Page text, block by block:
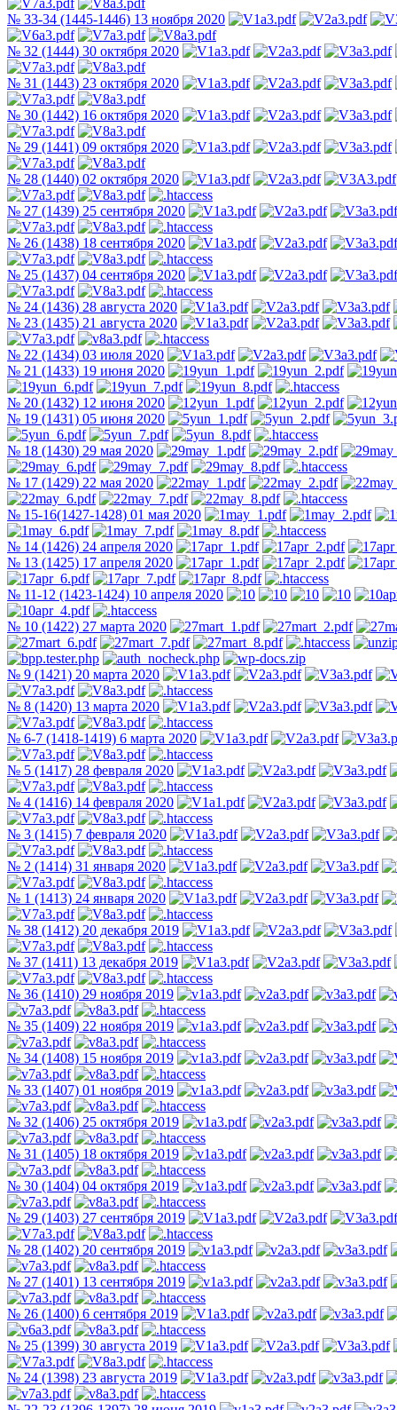
№ 33-34 (1445-1446) 13 ноября 2020
№ 32 (1444) 30 октября 2020
№ 31 (1443) 23 октября 2020
№ 30 (1442) 16 октября 2020
№ 29 (1441) 09 октября 2020
№ 28 (1440) 02 октября 2020
№ 27 (1439) 25 сентября 2020
№ 26 (1438) 18 сентября 2020
№ 25 (1437) 04 сентября 2020
№ 24 (1436) 28 августа 2020
№ 23 (1435) 21 августа 2020
№ 22 (1434) 03 июля 2020
№ 21 (1433) 19 июня 2020
№ 20 (1432) 12 июня 2020
№ 19 (1431) 05 июня 2020
№ 18 (1430) 29 мая 2020
№ 17 (1429) 22 мая 2020
№ 15-16(1427-1428) 01 мая 2020
№ 14 (1426) 24 апреля 2020
№ 13 (1425) 17 апреля 2020
№ 11-12 (1423-1424) 10 апреля 2020
№ 10 (1422) 27 марта 2020
№ 9 (1421) 20 марта 2020
№ 8 (1420) 13 марта 2020
№ 6-7 (1418-1419) 6 марта 2020
№ 5 (1417) 28 февраля 2020
№ 4 (1416) 14 февраля 2020
№ 3 (1415) 7 февраля 2020
№ 2 (1414) 31 января 2020
№ 1 (1413) 24 января 2020
№ 38 (1412) 20 декабря 2019
№ 37 (1411) 13 декабря 2019
№ 36 (1410) 29 ноября 2019
№ 35 (1409) 22 ноября 2019
№ 34 (1408) 15 ноября 2019
№ 33 (1407) 01 ноября 2019
№ 32 (1406) 25 октября 2019
№ 31 (1405) 18 октября 2019
№ 30 (1404) 04 октября 2019
№ 29 (1403) 27 сентября 2019
№ 28 (1402) 20 сентября 2019
№ 27 (1401) 13 сентября 2019
№ 26 (1400) 6 сентября 2019
№ 25 (1399) 30 августа 2019
№ 24 (1398) 23 августа 2019